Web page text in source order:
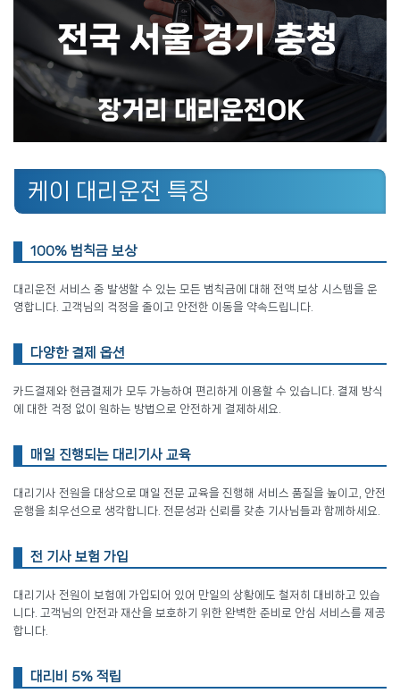
케이 대리운전 특징
100% 범칙금 보상
대리운전 서비스 중 발생할 수 있는 모든 범칙금에 대해 전액 보상 시스템을 운
영합니다. 고객님의 걱정을 줄이고 안전한 이동을 약속드립니다.
다양한 결제 옵션
카드결제와 현금결제가 모두 가능하여 편리하게 이용할 수 있습니다. 결제 방식
에 대한 걱정 없이 원하는 방법으로 안전하게 결제하세요.
매일 진행되는 대리기사 교육
대리기사 전원을 대상으로 매일 전문 교육을 진행해 서비스 품질을 높이고, 안전
운행을 최우선으로 생각합니다. 전문성과 신뢰를 갖춘 기사님들과 함께하세요.
전 기사 보험 가입
대리기사 전원이 보험에 가입되어 있어 만일의 상황에도 철저히 대비하고 있습
니다. 고객님의 안전과 재산을 보호하기 위한 완벽한 준비로 안심 서비스를 제공
합니다.
대리비 5% 적립